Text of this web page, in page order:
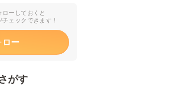
ーしておくと
ェックできます！
ロー
がす